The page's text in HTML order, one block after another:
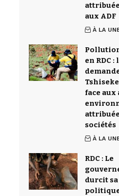
aux ADF
À LA
en RDC :
face
sociétés
À LA
RDC : Le
durcit sa